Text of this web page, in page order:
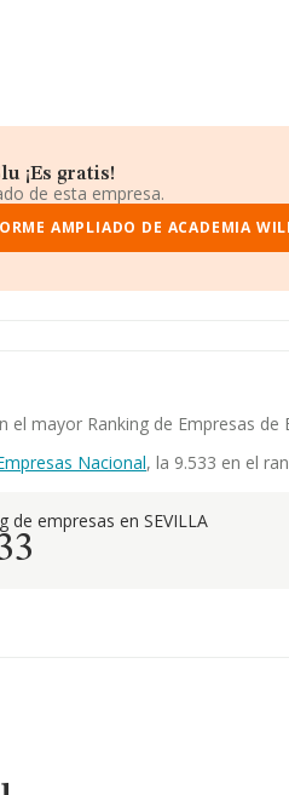
¡Es gratis!
de esta empresa.
AMPLIADO DE ACADEMIA
mayor Ranking de Empresas de
Nacional, la 9.533 en el
de empresas en SEVILLA